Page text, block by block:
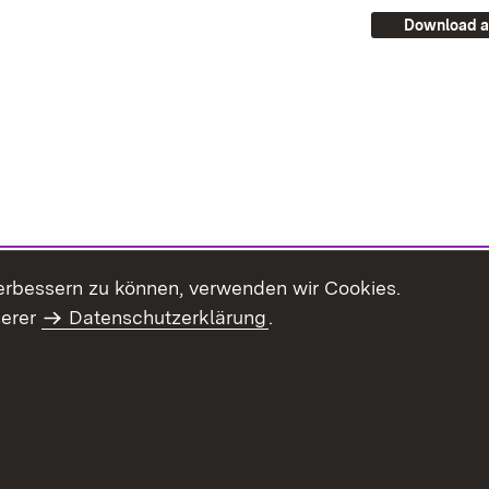
Download
zu können, verwenden wir Cookies.
Datenschutzerklärung.